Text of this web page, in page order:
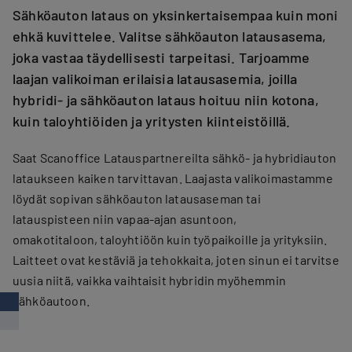
Sähköauton lataus on yksinkertaisempaa kuin moni
ehkä kuvittelee. Valitse sähköauton latausasema,
joka vastaa täydellisesti tarpeitasi. Tarjoamme
laajan valikoiman erilaisia latausasemia, joilla
hybridi- ja sähköauton lataus hoituu niin kotona,
kuin taloyhtiöiden ja yritysten kiinteistöillä.
Saat Scanoffice Latauspartnereilta sähkö- ja hybridiauton
lataukseen kaiken tarvittavan. Laajasta valikoimastamme
löydät sopivan sähköauton latausaseman tai
latauspisteen niin vapaa-ajan asuntoon,
omakotitaloon, taloyhtiöön kuin työpaikoille ja yrityksiin.
Laitteet ovat kestäviä ja tehokkaita, joten sinun ei tarvitse
uusia niitä, vaikka vaihtaisit hybridin myöhemmin
sähköautoon.